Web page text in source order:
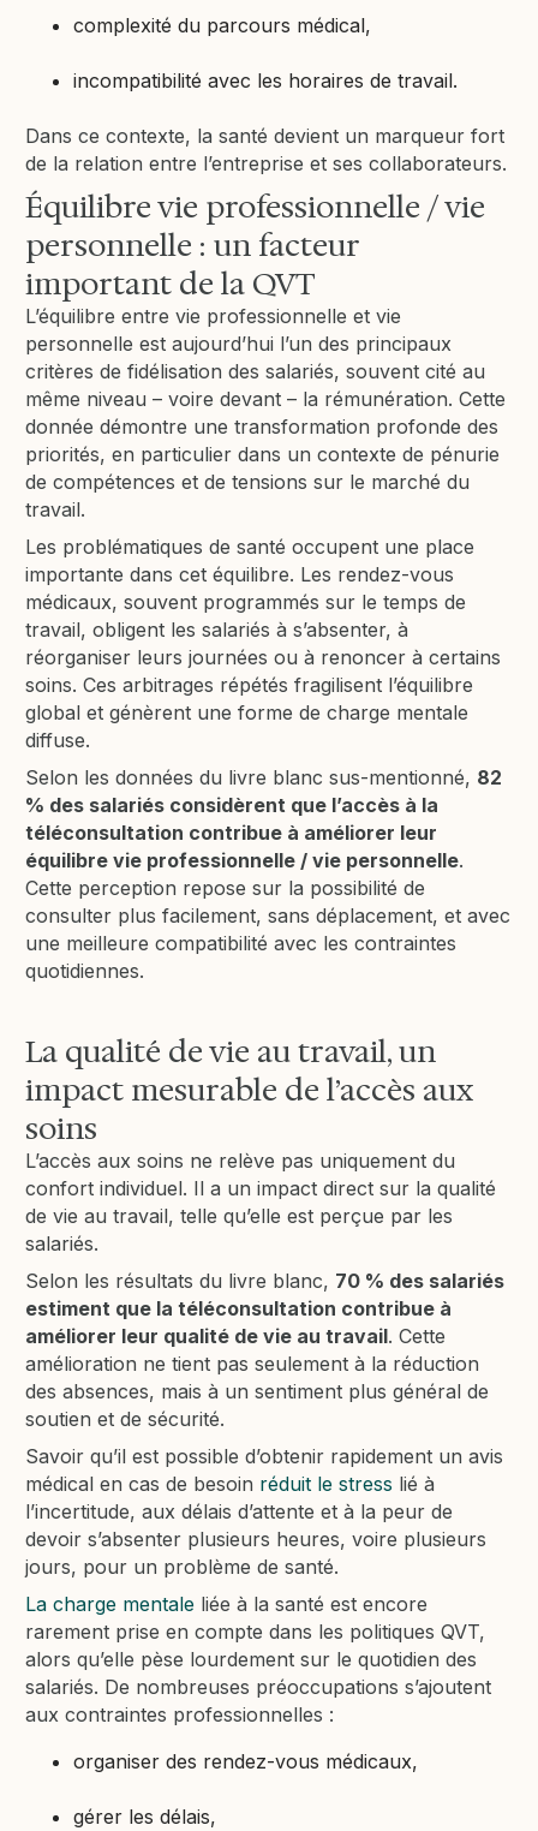
complexité du parcours médical,
incompatibilité avec les horaires de travail.
Dans ce contexte, la santé devient un marqueur fort
de la relation entre l’entreprise et ses collaborateurs.
Équilibre vie professionnelle / vie
personnelle : un facteur
important de la QVT
L’équilibre entre vie professionnelle et vie
personnelle est aujourd’hui l’un des principaux
critères de fidélisation des salariés, souvent cité au
même niveau – voire devant – la rémunération. Cette
donnée démontre une transformation profonde des
priorités, en particulier dans un contexte de pénurie
de compétences et de tensions sur le marché du
travail.
Les problématiques de santé occupent une place
importante dans cet équilibre. Les rendez-vous
médicaux, souvent programmés sur le temps de
travail, obligent les salariés à s’absenter, à
réorganiser leurs journées ou à renoncer à certains
soins. Ces arbitrages répétés fragilisent l’équilibre
global et génèrent une forme de charge mentale
diffuse.
Selon les données du livre blanc sus-mentionné, 82
% des salariés considèrent que l’accès à la
téléconsultation contribue à améliorer leur
équilibre vie professionnelle / vie personnelle.
Cette perception repose sur la possibilité de
consulter plus facilement, sans déplacement, et avec
une meilleure compatibilité avec les contraintes
quotidiennes.
La qualité de vie au travail, un
impact mesurable de l’accès aux
soins
L’accès aux soins ne relève pas uniquement du
confort individuel. Il a un impact direct sur la qualité
de vie au travail, telle qu’elle est perçue par les
salariés.
Selon les résultats du livre blanc, 70 % des salariés
estiment que la téléconsultation contribue à
améliorer leur qualité de vie au travail. Cette
amélioration ne tient pas seulement à la réduction
des absences, mais à un sentiment plus général de
soutien et de sécurité.
Savoir qu’il est possible d’obtenir rapidement un avis
médical en cas de besoin réduit le stress lié à
l’incertitude, aux délais d’attente et à la peur de
devoir s’absenter plusieurs heures, voire plusieurs
jours, pour un problème de santé.
La charge mentale liée à la santé est encore
rarement prise en compte dans les politiques QVT,
alors qu’elle pèse lourdement sur le quotidien des
salariés. De nombreuses préoccupations s’ajoutent
aux contraintes professionnelles :
organiser des rendez-vous médicaux,
gérer les délais,